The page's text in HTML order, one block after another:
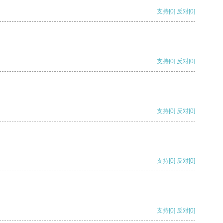
支持[0] 反对[0]
支持[0] 反对[0]
支持[0] 反对[0]
支持[0] 反对[0]
支持[0] 反对[0]